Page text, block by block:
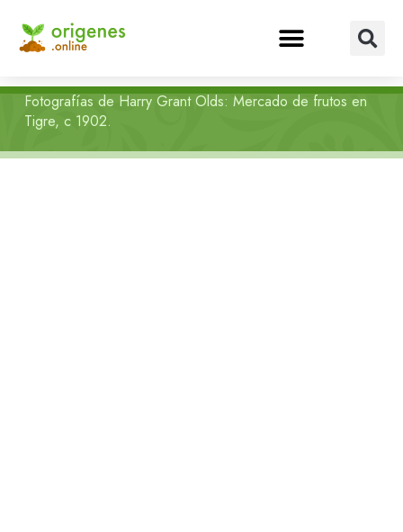
Fotografías de Harry Grant Olds: Mercado de frutos en
Tigre, c 1902.